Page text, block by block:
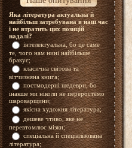
Яка література актуальна й
найбільш затребувана в наш час
і не втратить цих позицій
надалі?
інтелектуальна, бо це саме
те, чого нам нині найбільше
бракує;
класична світова та
вітчизняна книга;
постмодерні шедеври, бо
інакше ми ніколи не переростемо
шароварщини;
якісна художня література;
дешеве чтиво, яке не
перевтомлює мізки;
спеціальна й спеціалізована
література;